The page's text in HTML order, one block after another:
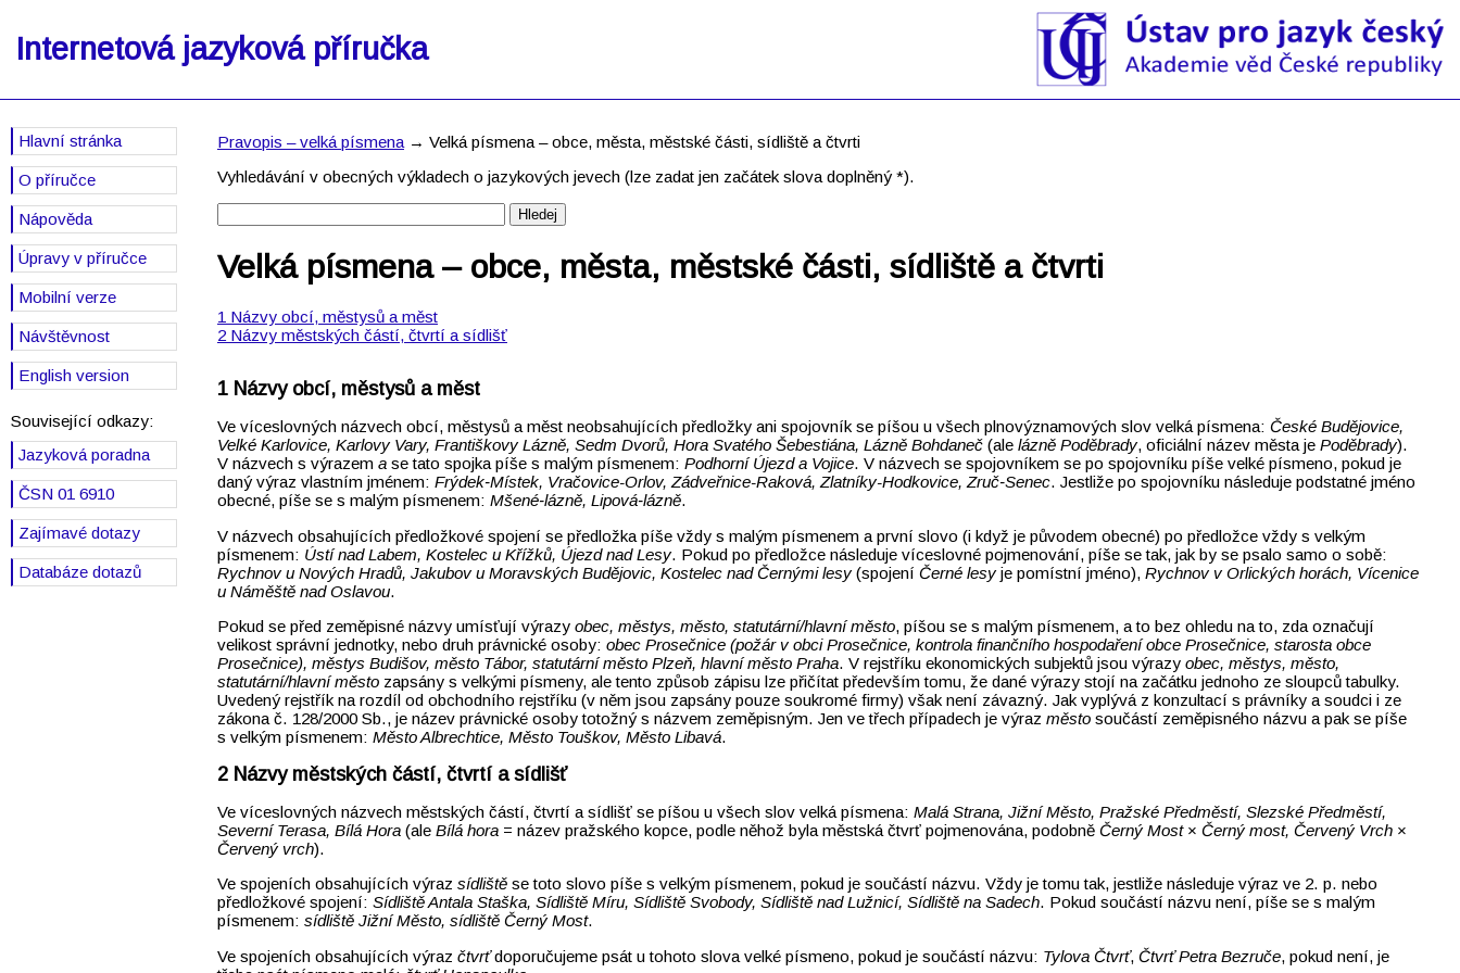
Internetová jazyková příručka
Hlavní stránka
O příručce
Nápověda
Úpravy v příručce
Mobilní verze
Návštěvnost
English version
Související odkazy:
Jazyková poradna
ČSN 01 6910
Zajímavé dotazy
Databáze dotazů
Pravopis – velká písmena → Velká písmena – obce, města, městské části, sídliště a čtvrti
Vyhledávání v obecných výkladech o jazykových jevech (lze zadat jen začátek slova doplněný *).
Velká písmena – obce, města, městské části, sídliště a čtvrti
Názvy obcí, městysů a měst
Názvy městských částí, čtvrtí a sídlišť
Názvy obcí, městysů a měst
Ve víceslovných názvech obcí, městysů a měst neobsahujících předložky ani spojovník se píšou u všech plnovýznamových slov velká písmena: České Budějovice,
Velké Karlovice, Karlovy Vary, Františkovy Lázně, Sedm Dvorů, Hora Svatého Šebestiána, Lázně Bohdaneč (ale lázně Poděbrady, oficiální název města je Poděbrady).
V názvech s výrazem a se tato spojka píše s malým písmenem: Podhorní Újezd a Vojice. V názvech se spojovníkem se po spojovníku píše velké písmeno, pokud je
daný výraz vlastním jménem: Frýdek‑Místek, Vračovice-Orlov, Zádveřnice-Raková, Zlatníky-Hodkovice, Zruč‑Senec. Jestliže po spojovníku následuje podstatné jméno
obecné, píše se s malým písmenem: Mšené‑lázně, Lipová‑lázně.
V názvech obsahujících předložkové spojení se předložka píše vždy s malým písmenem a první slovo (i když je původem obecné) po předložce vždy s velkým
písmenem: Ústí nad Labem, Kostelec u Křížků, Újezd nad Lesy. Pokud po předložce následuje víceslovné pojmenování, píše se tak, jak by se psalo samo o sobě:
Rychnov u Nových Hradů, Jakubov u Moravských Budějovic, Kostelec nad Černými lesy(spojení Černé lesyje pomístní jméno), Rychnov v Orlických horách, Vícenice
u Náměště nad Oslavou.
Pokud se před zeměpisné názvy umísťují výrazy obec, městys, město, statutární/hlavní město, píšou se s malým písmenem, a to bez ohledu na to, zda označují
velikost správní jednotky, nebo druh právnické osoby: obec Prosečnice (požár v obci Prosečnice, kontrola finančního hospodaření obce Prosečnice, starosta obce
Prosečnice), městys Budišov, město Tábor, statutární město Plzeň, hlavní město Praha. V rejstříku ekonomických subjektů jsou výrazy obec, městys, město,
statutární/hlavní město zapsány s velkými písmeny, ale tento způsob zápisu lze přičítat především tomu, že dané výrazy stojí na začátku jednoho ze sloupců tabulky.
Uvedený rejstřík na rozdíl od obchodního rejstříku (v něm jsou zapsány pouze soukromé firmy) však není závazný. Jak vyplývá z konzultací s právníky a soudci i ze
zákona č. 128/2000 Sb., je název právnické osoby totožný s názvem zeměpisným. Jen ve třech případech je výraz město součástí zeměpisného názvu a pak se píše
s velkým písmenem: Město Albrechtice, Město Touškov, Město Libavá.
Názvy městských částí, čtvrtí a sídlišť
Ve víceslovných názvech městských částí, čtvrtí a sídlišť se píšou u všech slov velká písmena: Malá Strana, Jižní Město, Pražské Předměstí, Slezské Předměstí,
Severní Terasa, Bílá Hora (ale Bílá hora = název pražského kopce, podle něhož byla městská čtvrť pojmenována, podobně Černý Most× Černý most, Červený Vrch ×
Červený vrch).
Ve spojeních obsahujících výraz sídliště se toto slovo píše s velkým písmenem, pokud je součástí názvu. Vždy je tomu tak, jestliže následuje výraz ve 2. p. nebo
předložkové spojení: Sídliště Antala Staška, Sídliště Míru, Sídliště Svobody, Sídliště nad Lužnicí, Sídliště na Sadech. Pokud součástí názvu není, píše se s malým
písmenem: sídliště Jižní Město, sídliště Černý Most.
Ve spojeních obsahujících výraz čtvrťdoporučujeme psát u tohoto slova velké písmeno, pokud je součástí názvu: Tylova Čtvrť, Čtvrť Petra Bezruče, pokud není, je